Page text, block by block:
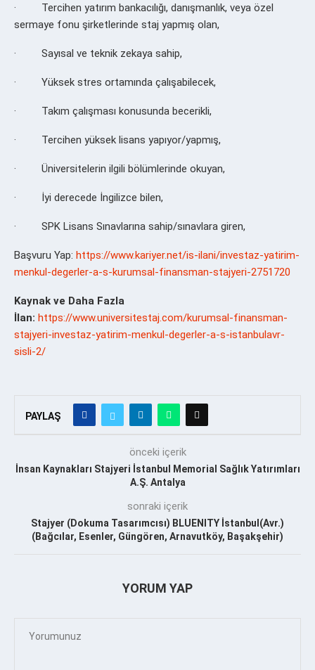
· Tercihen yatırım bankacılığı, danışmanlık, veya özel
sermaye fonu şirketlerinde staj yapmış olan,
· Sayısal ve teknik zekaya sahip,
· Yüksek stres ortamında çalışabilecek,
· Takım çalışması konusunda becerikli,
· Tercihen yüksek lisans yapıyor/yapmış,
· Üniversitelerin ilgili bölümlerinde okuyan,
· İyi derecede İngilizce bilen,
· SPK Lisans Sınavlarına sahip/sınavlara giren,
Başvuru Yap: https://www.kariyer.net/is-ilani/investaz-yatirim-
menkul-degerler-a-s-kurumsal-finansman-stajyeri-2751720
Kaynak ve Daha Fazla
İlan: https://www.universitestaj.com/kurumsal-finansman-
stajyeri-investaz-yatirim-menkul-degerler-a-s-istanbulavr-
sisli-2/
PAYLAŞ
önceki içerik
İnsan Kaynakları Stajyeri İstanbul Memorial Sağlık Yatırımları
A.Ş. Antalya
sonraki içerik
Stajyer (Dokuma Tasarımcısı) BLUENITY İstanbul(Avr.)
(Bağcılar, Esenler, Güngören, Arnavutköy, Başakşehir)
YORUM YAP